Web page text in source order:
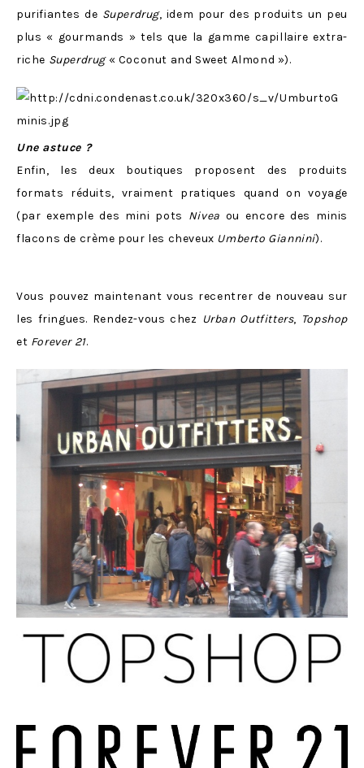
purifiantes de Superdrug, idem pour des produits un peu
plus « gourmands » tels que la gamme capillaire extra-
riche Superdrug« Coconut and Sweet Almond »).
Une astuce ?
Enfin, les deux boutiques proposent des produits
formats réduits, vraiment pratiques quand on voyage
(par exemple des mini pots Nivea ou encore des minis
flacons de crème pour les cheveux Umberto Giannini).
Vous pouvez maintenant vous recentrer de nouveau sur
les fringues. Rendez-vous chez Urban Outfitters, Topshop
et Forever 21.